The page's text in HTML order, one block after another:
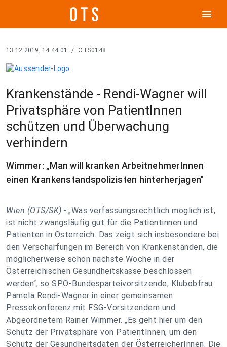
menu
13.12.2019, 14:44:01 / OTS0148
Krankenstände - Rendi-Wagner will
Privatsphäre von PatientInnen
schützen und Überwachung
verhindern
Wimmer: „Man will kranken ArbeitnehmerInnen
einen Krankenstandspolizisten hinterherjagen"
Wien (OTS/SK) - „Was verfassungsrechtlich möglich ist,
ist nicht zwangsläufig gut für die Patientinnen und
Patienten in Österreich. Das zeigt sich insbesondere bei
den Verschärfungen im Bereich von Krankenständen, die
möglicherweise schon nächste Woche in der
Österreichischen Gesundheitskasse beschlossen
werden“, so SPÖ-Bundesparteivorsitzende, Klubobfrau
Pamela Rendi-Wagner in einer gemeinsamen
Pressekonferenz mit FSG-Vorsitzendem und
Abgeordnetem Rainer Wimmer. „Es geht hier um den
Schutz der Privatsphäre von PatientInnen, um den
Schutz der Gesundheitsdaten der ÖsterreicherInnen. Die